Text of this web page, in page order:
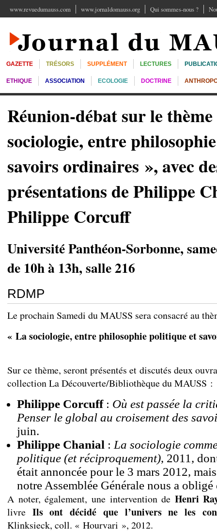
www.revuedumauss.com www.jornaldomauss.org Qui sommes-nous ?
GAZETTE TRÉSORS SUPPLÉMENT LECTURES
ETHIQUE ASSOCIATION ECOLOGIE DOCTRINE
Réunion-débat sur le
sociologie, entre
savoirs ordinaires », avec
présentations de Philippe
Philippe Corcuff
Université Panthéon-Sorbonne,
de 10h à 13h, salle 216
RDMP
Le prochain Samedi du MAUSS sera consacré au
« La sociologie, entre philosophie politique et
Sur ce thème, seront présentés et discutés deux
collection La Découverte/Bibliothèque du MAUSS :
Philippe Corcuff: Où est passée la
Penser le global au croisement des
juin.
Philippe Chanial : La sociologie
politique (et réciproquement), 2011,
était annoncée pour le 3 mars 2012,
notre Assemblée Générale nous a obligé
A noter, également, une intervention de Henri
livre Ils ont décidé que l’univers ne les
Klinksieck, coll. « Hourvari », 2012.